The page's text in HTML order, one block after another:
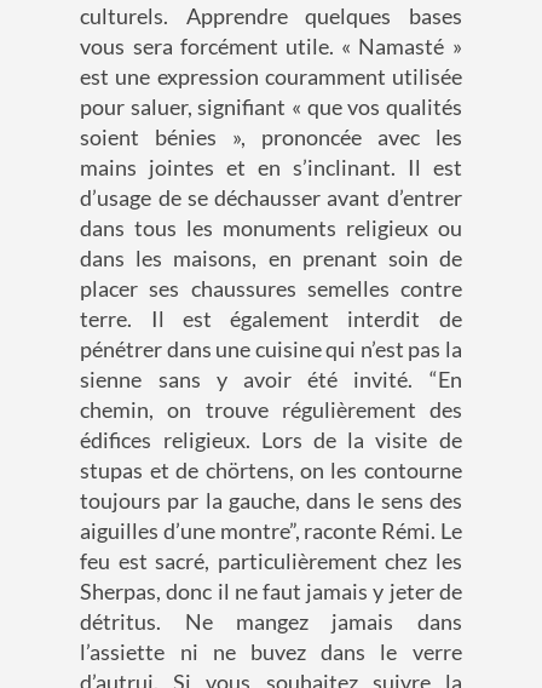
culturels. Apprendre quelques bases
vous sera forcément utile. « Namasté »
est une expression couramment utilisée
pour saluer, signifiant « que vos qualités
soient bénies », prononcée avec les
mains jointes et en s’inclinant. Il est
d’usage de se déchausser avant d’entrer
dans tous les monuments religieux ou
dans les maisons, en prenant soin de
placer ses chaussures semelles contre
terre. Il est également interdit de
pénétrer dans une cuisine qui n’est pas la
sienne sans y avoir été invité. “En
chemin, on trouve régulièrement des
édifices religieux. Lors de la visite de
stupas et de chörtens, on les contourne
toujours par la gauche, dans le sens des
aiguilles d’une montre”, raconte Rémi. Le
feu est sacré, particulièrement chez les
Sherpas, donc il ne faut jamais y jeter de
détritus. Ne mangez jamais dans
l’assiette ni ne buvez dans le verre
d’autrui. Si vous souhaitez suivre la